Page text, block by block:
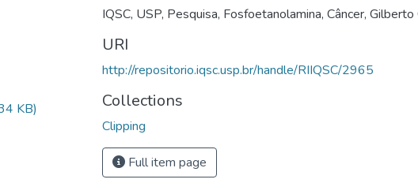
KB)
IQSC, USP, Pesquisa, Fosfoetanolamina, Câncer, Gilberto
URI
http://repositorio.iqsc.usp.br/handle/RIIQSC/2965
Collections
Clipping
Full item page